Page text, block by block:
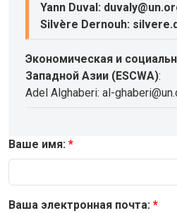
Yann Duval:
Silvère Dernouh:
Экономическая и
Западной Азии (ESCWA):
Adel Alghaberi: al-
Ваше имя:
Ваша электронная почта: